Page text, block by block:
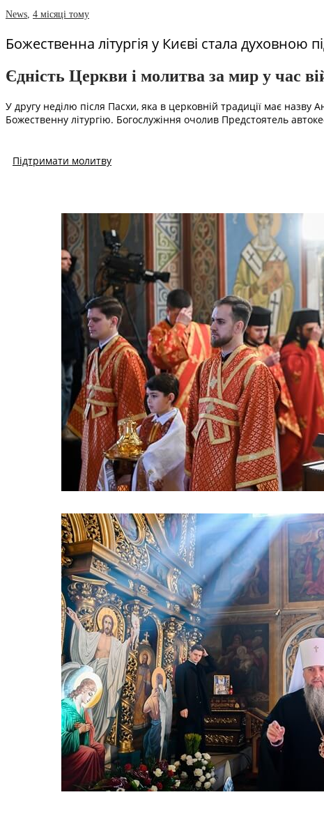
News 4 місяці тому
Божественна літургія у Києві стала духовною
Єдність Церкви і молитва за мир у час
У другу неділю після Пасхи, яка в церковній традиції має
Божественну літургію. Богослужіння очолив Предстоятель
Підтримати молитву